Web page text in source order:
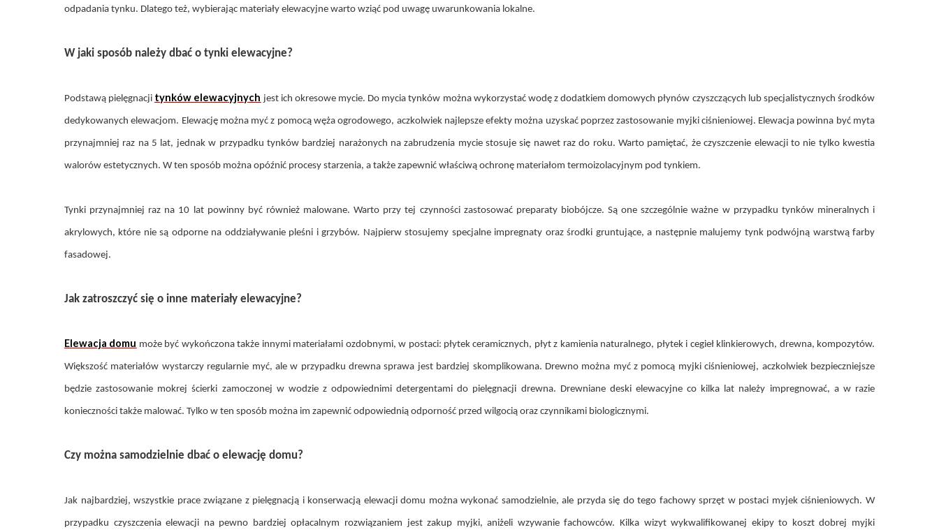
odpadania tynku. Dlatego też, wybierając materiały elewacyjne warto wziąć pod uwagę uwarunkowania lokalne.
W jaki sposób należy dbać o tynki elewacyjne?
Podstawą pielęgnacji tynków elewacyjnych jest ich okresowe mycie. Do mycia tynków można wykorzystać wodę z dodatkiem domowych płynów czyszczących lub specjalistycznych środków
dedykowanych elewacjom. Elewację można myć z pomocą węża ogrodowego, aczkolwiek najlepsze efekty można uzyskać poprzez zastosowanie myjki ciśnieniowej. Elewacja powinna być myta
przynajmniej raz na 5 lat, jednak w przypadku tynków bardziej narażonych na zabrudzenia mycie stosuje się nawet raz do roku. Warto pamiętać, że czyszczenie elewacji to nie tylko kwestia
walorów estetycznych. W ten sposób można opóźnić procesy starzenia, a także zapewnić właściwą ochronę materiałom termoizolacyjnym pod tynkiem.
Tynki przynajmniej raz na 10 lat powinny być również malowane. Warto przy tej czynności zastosować preparaty biobójcze. Są one szczególnie ważne w przypadku tynków mineralnych i
akrylowych, które nie są odporne na oddziaływanie pleśni i grzybów. Najpierw stosujemy specjalne impregnaty oraz środki gruntujące, a następnie malujemy tynk podwójną warstwą farby
fasadowej.
Jak zatroszczyć się o inne materiały elewacyjne?
Elewacja domu może być wykończona także innymi materiałami ozdobnymi, w postaci: płytek ceramicznych, płyt z kamienia naturalnego, płytek i cegieł klinkierowych, drewna, kompozytów.
Większość materiałów wystarczy regularnie myć, ale w przypadku drewna sprawa jest bardziej skomplikowana. Drewno można myć z pomocą myjki ciśnieniowej, aczkolwiek bezpieczniejsze
będzie zastosowanie mokrej ścierki zamoczonej w wodzie z odpowiednimi detergentami do pielęgnacji drewna. Drewniane deski elewacyjne co kilka lat należy impregnować, a w razie
konieczności także malować. Tylko w ten sposób można im zapewnić odpowiednią odporność przed wilgocią oraz czynnikami biologicznymi.
Czy można samodzielnie dbać o elewację domu?
Jak najbardziej, wszystkie prace związane z pielęgnacją i konserwacją elewacji domu można wykonać samodzielnie, ale przyda się do tego fachowy sprzęt w postaci myjek ciśnieniowych. W
przypadku czyszczenia elewacji na pewno bardziej opłacalnym rozwiązaniem jest zakup myjki, aniżeli wzywanie fachowców. Kilka wizyt wykwalifikowanej ekipy to koszt dobrej myjki